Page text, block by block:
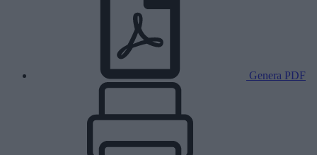
Genera PDF